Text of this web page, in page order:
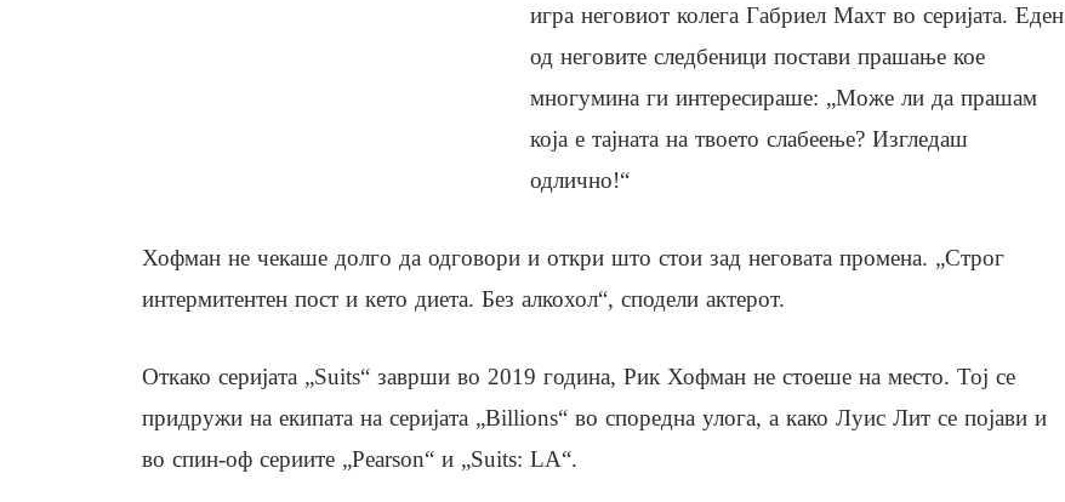
игра неговиот колега Габриел Махт во серијата. Еден
од неговите следбеници постави прашање кое
многумина ги интересираше: „Може ли да прашам
која е тајната на твоето слабеење? Изгледаш
одлично!“
Хофман не чекаше долго да одговори и откри што стои зад неговата промена. „Строг
интермитентен пост и кето диета. Без алкохол“, сподели актерот.
Откако серијата „Suits“ заврши во 2019 година, Рик Хофман не стоеше на место. Тој се
придружи на екипата на серијата „Billions“ во споредна улога, а како Луис Лит се појави и
во спин-оф сериите „Pearson“ и „Suits: LA“.